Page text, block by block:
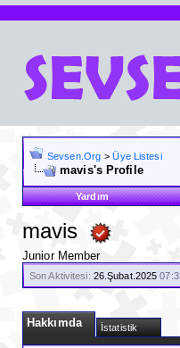
Sevsen.Org >Üye Listesi
mavis's Profile
Yardım
mavis
Junior Member
Son Aktivitesi: 26.Şubat.2025
Hakkımda İstatistik